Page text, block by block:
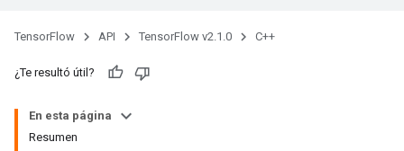
TensorFlow API TensorFlow v2.1.0 C++
¿Te resultó útil?
En esta página
Resumen